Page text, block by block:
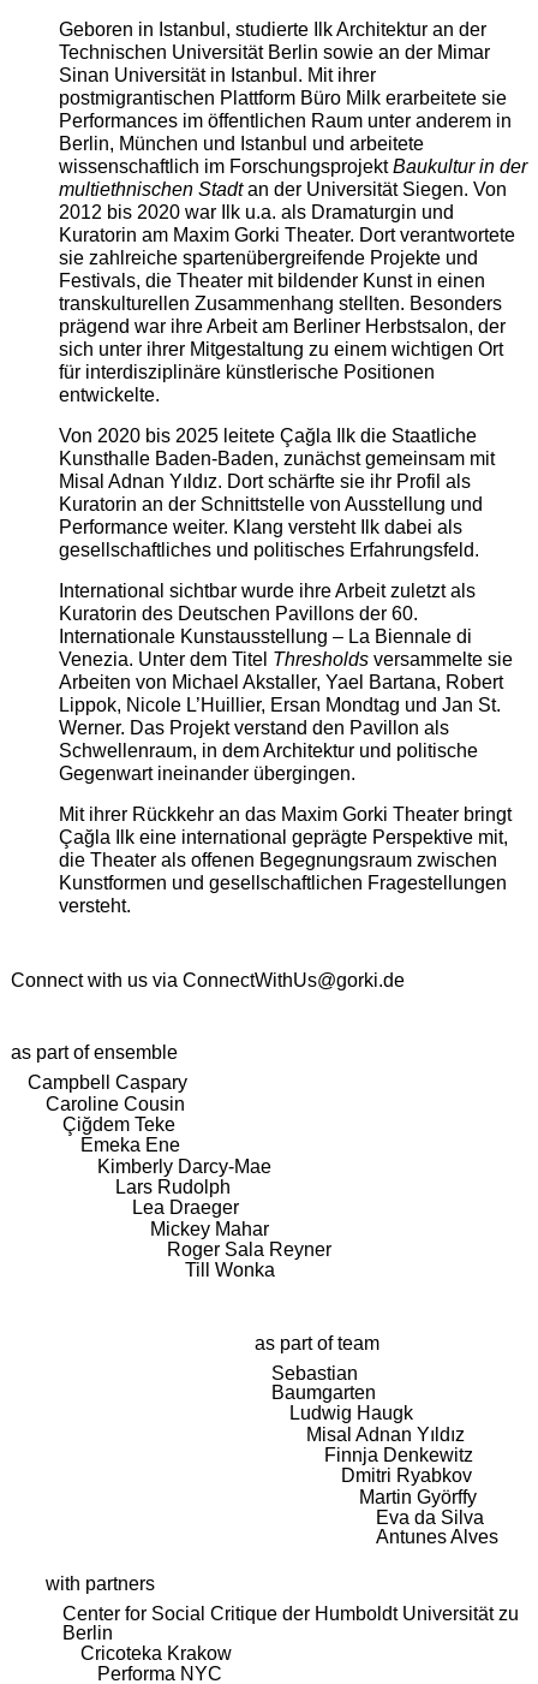
Geboren in Istanbul, studierte Ilk Architektur an der
Technischen Universität Berlin sowie an der Mimar
Sinan Universität in Istanbul. Mit ihrer
postmigrantischen Plattform Büro Milk erarbeitete sie
Performances im öffentlichen Raum unter anderem in
Berlin, München und Istanbul und arbeitete
wissenschaftlich im ForschungsprojektBaukultur in der
multiethnischen Stadtan der Universität Siegen. Von
2012 bis 2020 war Ilk u.a. als Dramaturgin und
Kuratorin am Maxim Gorki Theater. Dort verantwortete
sie zahlreiche spartenübergreifende Projekte und
Festivals, die Theater mit bildender Kunst in einen
transkulturellen Zusammenhang stellten. Besonders
prägend war ihre Arbeit am Berliner Herbstsalon, der
sich unter ihrer Mitgestaltung zu einem wichtigen Ort
für interdisziplinäre künstlerische Positionen
entwickelte.
Von 2020 bis 2025 leitete Çağla Ilk die Staatliche
Kunsthalle Baden-Baden, zunächst gemeinsam mit
Misal Adnan Yıldız. Dort schärfte sie ihr Profil als
Kuratorin an der Schnittstelle von Ausstellung und
Performance weiter. Klang versteht Ilk dabei als
gesellschaftliches und politisches Erfahrungsfeld.
International sichtbar wurde ihre Arbeit zuletzt als
Kuratorin des Deutschen Pavillons der 60.
Internationale Kunstausstellung – La Biennale di
Venezia. Unter dem Titel Thresholdsversammelte sie
Arbeiten von Michael Akstaller, Yael Bartana, Robert
Lippok, Nicole L’Huillier, Ersan Mondtag und Jan St.
Werner. Das Projekt verstand den Pavillon als
Schwellenraum, in dem Architektur und politische
Gegenwart ineinander übergingen.
Mit ihrer Rückkehr an das Maxim Gorki Theater bringt
Çağla Ilk eine international geprägte Perspektive mit,
die Theater als offenen Begegnungsraum zwischen
Kunstformen und gesellschaftlichen Fragestellungen
versteht.
Connect with us via ConnectWithUs@gorki.de
as part of ensemble
Campbell Caspary
Caroline Cousin
Çiğdem Teke
Emeka Ene
Kimberly Darcy-Mae
Lars Rudolph
Lea Draeger
Mickey Mahar
Roger Sala Reyner
Till Wonka
as part of team
Sebastian
Baumgarten
Ludwig Haugk
Misal Adnan Yıldız
Finnja Denkewitz
Dmitri Ryabkov
Martin Györffy
Eva da Silva
Antunes Alves
with partners
Center for Social Critique der Humboldt Universität zu
Berlin
Cricoteka Krakow
Performa NYC